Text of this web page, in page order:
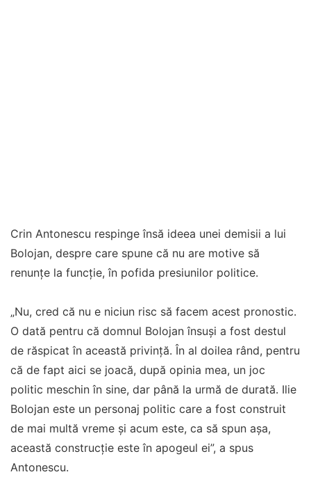
Crin Antonescu respinge însă ideea unei demisii a lui
Bolojan, despre care spune că nu are motive să
renunțe la funcție, în pofida presiunilor politice.
„Nu, cred că nu e niciun risc să facem acest pronostic.
O dată pentru că domnul Bolojan însuși a fost destul
de răspicat în această privință. În al doilea rând, pentru
că de fapt aici se joacă, după opinia mea, un joc
politic meschin în sine, dar până la urmă de durată. Ilie
Bolojan este un personaj politic care a fost construit
de mai multă vreme și acum este, ca să spun așa,
această construcție este în apogeul ei”, a spus
Antonescu.